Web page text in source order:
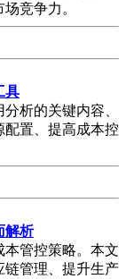
竞争力。
具
析的关键内容、
配置、提高成本控
解析
本管控策略。本文
链管理、提升生产